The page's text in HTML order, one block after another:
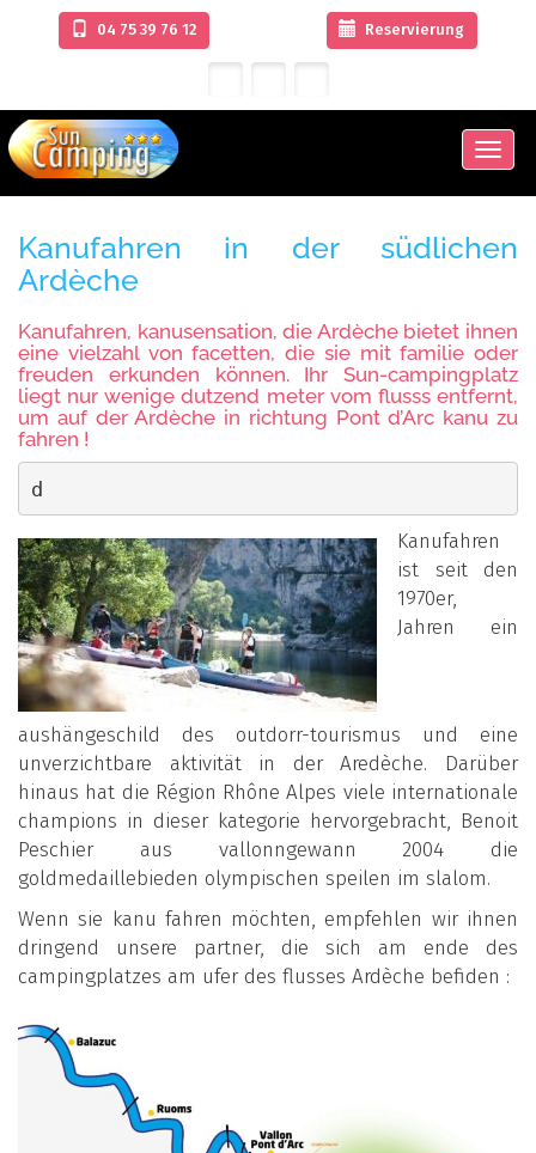
04 75 39 76 12 Reservierung
Menu
Kanufahren in der südlichen
Ardèche
Kanufahren, kanusensation, die Ardèche bietet ihnen
eine vielzahl von facetten, die sie mit familie oder
freuden erkunden können. Ihr Sun-campingplatz
liegt nur wenige dutzend meter vom flusss entfernt,
um auf der Ardèche in richtung Pont d’Arc kanu zu
fahren !
d
Kanufahren
ist seit den
1970er,
Jahren ein
aushängeschild des outdorr-tourismus und eine
unverzichtbare aktivität in der Aredèche. Darüber
hinaus hat die Région Rhône Alpes viele internationale
champions in dieser kategorie hervorgebracht, Benoit
Peschier aus vallonngewann 2004 die
goldmedaillebieden olympischen speilen im slalom.
Wenn sie kanu fahren möchten, empfehlen wir ihnen
dringend unsere partner, die sich am ende des
campingplatzes am ufer des flusses Ardèche befiden :